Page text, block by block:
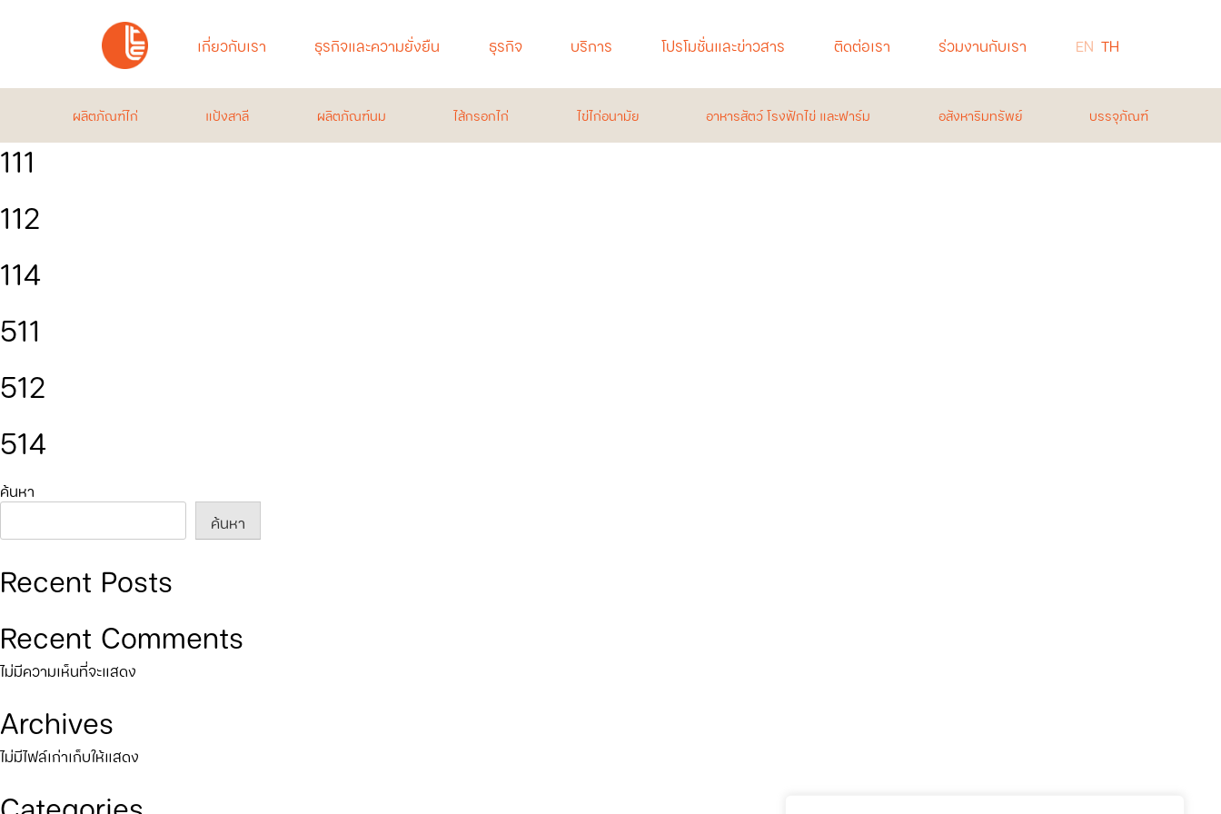
เกี่ยวกับเรา ธุรกิจและความยั่งยืน ธุรกิจ
ผลิตภัณฑ์ไก่ แป้งสาลี ผลิตภัณฑ์นม ไส้กรอกไก่ ไข่ไก่อนามัย อาหารสัตว์ โรงฟักไข่ และฟาร์ม อสังหาริมทรัพย์ บรรจุภัณฑ์
บริการ โปรโมชั่นและข่าวสาร ติดต่อเรา ร่วมงานกับเรา EN TH
type-product-farm:อาหารไก่เนื้อ
111
112
114
511
512
514
ค้นหา
ค้นหา
Recent Posts
Recent Comments
ไม่มีความเห็นที่จะแสดง
Archives
ไม่มีไฟล์เก่าเก็บให้แสดง
Categories